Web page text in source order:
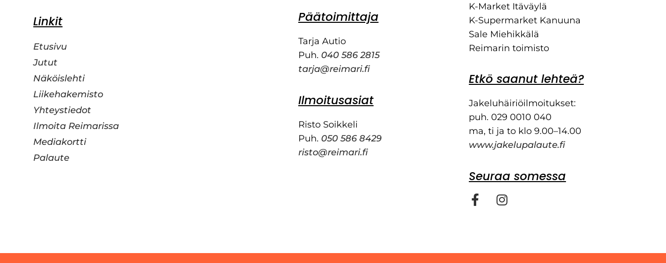
Linkit
Etusivu
Jutut
Näköislehti
Liikehakemisto
Yhteystiedot
Ilmoita Reimarissa
Mediakortti
Palaute
Päätoimittaja
Tarja Autio
Puh. 040 586 2815
tarja@reimari.fi
Ilmoitusasiat
Risto Soikkeli
Puh. 050 586 8429
risto@reimari.fi
K-Market Itäväylä
K-Supermarket Kanuuna
Sale Miehikkälä
Reimarin toimisto
Etkö saanut lehteä?
Jakeluhäiriöilmoitukset:
puh. 029 0010 040
ma, ti ja to klo 9.00–14.00
www.jakelupalaute.fi
Seuraa somessa